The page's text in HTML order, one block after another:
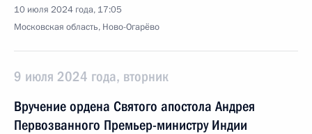
10 июля 2024 года, 17:05
Московская область, Ново-Огарёво
9 июля 2024 года, вторник
Вручение ордена Святого апостола Андрея
Первозванного Премьер-министру Индии